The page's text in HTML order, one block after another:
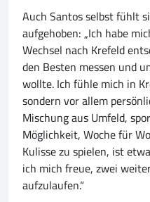
Auch Santos selbst fühlt
aufgehoben: „Ich habe
Wechsel nach Krefeld
den Besten messen und
wollte. Ich fühle mich in
sondern vor allem
Mischung aus Umfeld,
Möglichkeit, Woche für
Kulisse zu spielen, ist
ich mich freue, zwei
aufzulaufen.“